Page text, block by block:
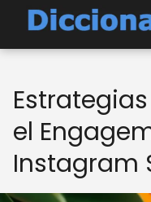
el
Instagram